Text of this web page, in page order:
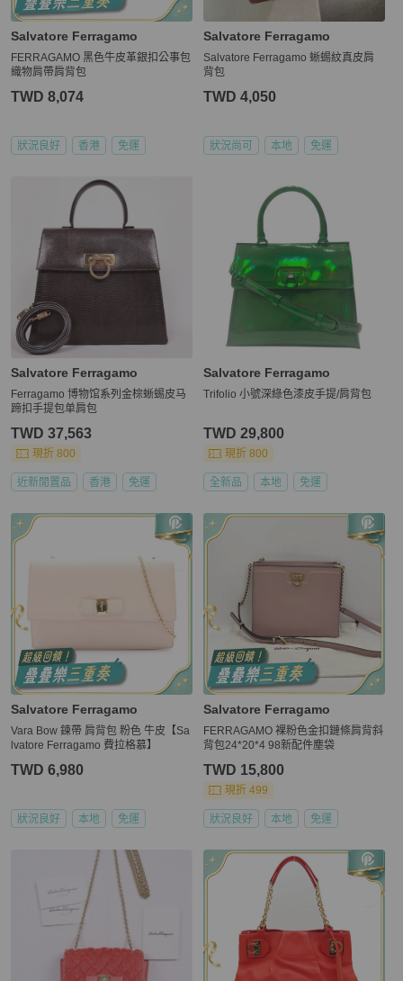
Salvatore Ferragamo
FERRAGAMO 黑色牛皮革銀扣公事包
織物肩帶肩背包
TWD 8,074
狀況良好 香港 免運
Salvatore Ferragamo
Salvatore Ferragamo 蜥蜴紋真皮肩
背包
TWD 4,050
狀況尚可 本地 免運
Salvatore Ferragamo
Ferragamo 博物馆系列金棕蜥蜴皮马
蹄扣手提包单肩包
TWD 37,563
現折 800
近新閒置品 香港 免運
Salvatore Ferragamo
Trifolio 小號深綠色漆皮手提/肩背包
TWD 29,800
現折 800
全新品 本地 免運
Salvatore Ferragamo
Vara Bow 鍊帶 肩背包 粉色 牛皮【Sa
lvatore Ferragamo 費拉格慕】
TWD 6,980
狀況良好 本地 免運
Salvatore Ferragamo
FERRAGAMO 裸粉色金扣鏈條肩背斜
背包24*20*4 98新配件塵袋
TWD 15,800
現折 499
狀況良好 本地 免運